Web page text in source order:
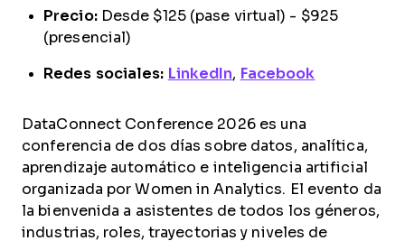
Precio:Desde $125 (pase virtual) - $925
(presencial)
Redes sociales: LinkedIn, Facebook
DataConnect Conference 2026 es una
conferencia de dos días sobre datos, analítica,
aprendizaje automático e inteligencia artificial
organizada por Women in Analytics. El evento da
la bienvenida a asistentes de todos los géneros,
industrias, roles, trayectorias y niveles de